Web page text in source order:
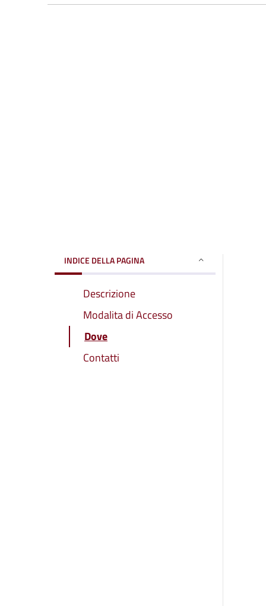
INDICE DELLA PAGINA
Descrizione
Modalita di Accesso
Dove
Contatti